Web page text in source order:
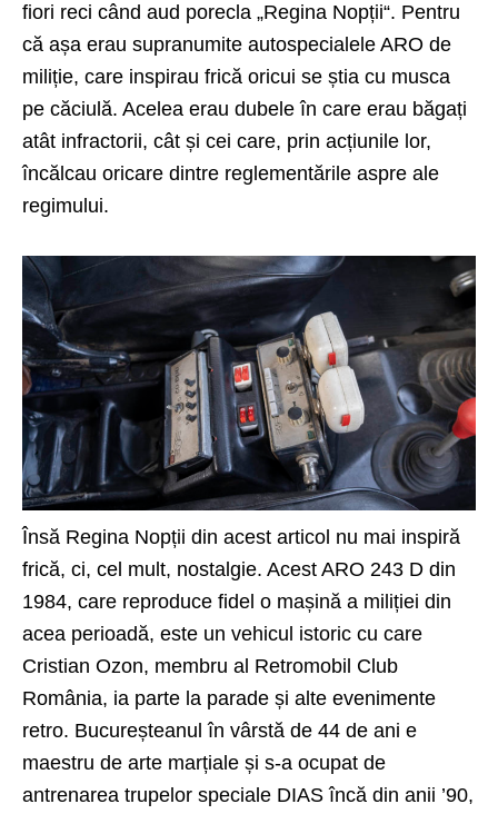
fiori reci când aud porecla „Regina Nopții“. Pentru
că așa erau supranumite autospecialele ARO de
miliție, care inspirau frică oricui se știa cu musca
pe căciulă. Acelea erau dubele în care erau băgați
atât infractorii, cât și cei care, prin acțiunile lor,
încălcau oricare dintre reglementările aspre ale
regimului.
Însă Regina Nopții din acest articol nu mai inspiră
frică, ci, cel mult, nostalgie. Acest ARO 243 D din
1984, care reproduce fidel o mașină a miliției din
acea perioadă, este un vehicul istoric cu care
Cristian Ozon, membru al Retromobil Club
România, ia parte la parade și alte evenimente
retro. Bucureșteanul în vârstă de 44 de ani e
maestru de arte marțiale și s-a ocupat de
antrenarea trupelor speciale DIAS încă din anii ’90,